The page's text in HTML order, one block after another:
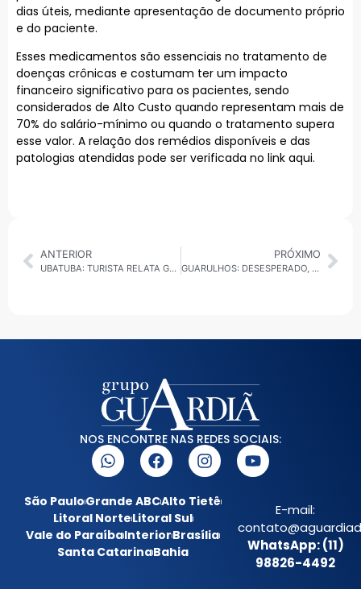
dias úteis, mediante apresentação de documento próprio
e do paciente.
Esses medicamentos são essenciais no tratamento de
doenças crônicas e costumam ter um impacto
financeiro significativo para os pacientes, sendo
considerados de Alto Custo quando representam mais de
70% do salário-mínimo ou quando o tratamento supera
esse valor. A relação dos remédios disponíveis e das
patologias atendidas pode ser verificada no link aqui.
ANTERIOR
UBATUBA: TURISTA RELATA GOLPE DE R$ 4.510 EM PAGAMENTO COM CARTÃO NA PRAIA DAS TONINHAS
PRÓXIMO
GUARULHOS: DESESPERADO, PIETÁ VOLTA AO PASSADO, ESQUECE PROPOSTAS E ATACA LUCAS SANCHES EM DEBATE
NOS ENCONTRE NAS REDES SOCIAIS:
São PauloGrande ABCAlto Tietê
Litoral NorteLitoral Sul
Vale do ParaíbaInteriorBrasília
Santa CatarinaBahia
E-mail:
WhatsApp: (11)
98826-4492